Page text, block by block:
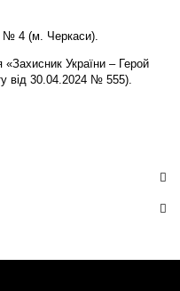
№ 4 (м. Черкаси).
України – Герой
від 30.04.2024 № 555).